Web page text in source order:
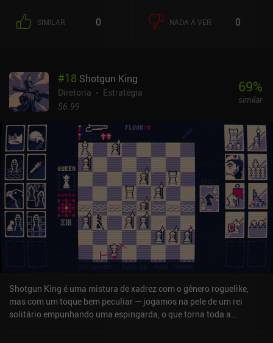
SIMILAR 0 NADA A VER 0
#18 Shotgun King
Diretoria
Estratégia
$6.99
69%
similar
Shotgun King é uma mistura de xadrez com o gênero roguelike,
mas com um toque bem peculiar — jogamos na pele de um rei
solitário empunhando uma espingarda, o que torna toda a